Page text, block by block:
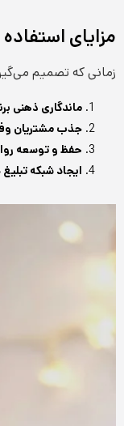
مزایای
زمانی که تصمیم
ماندگاری ذهنی
جذب مشتریان
حفظ و توسعه
ایجاد شبکه